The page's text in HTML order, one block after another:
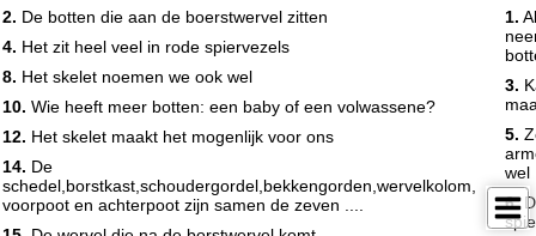
2. De botten die aan de boerstwervel zitten
4. Het zit heel veel in rode spiervezels
8. Het skelet noemen we ook wel
10. Wie heeft meer botten: een baby of een volwassene?
12. Het skelet maakt het mogenlijk voor ons
14. De
schedel,borstkast,schoudergordel,bekkengorden,wervelkolom,
voorpoot en achterpoot zijn samen de zeven ....
1.
3.
5.
wel
6.